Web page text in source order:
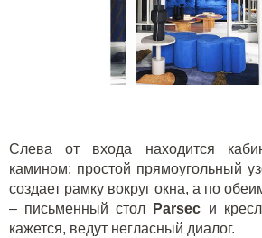
Слева от входа находится
камином: простой прямоугольный
создает рамку вокруг окна, а по
– письменный стол
Parsec и
кажется, ведут негласный диалог.